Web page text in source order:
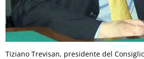
Tiziano Trevisan, presidente del